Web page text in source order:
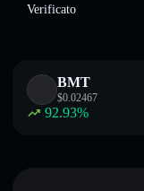
Verificato
BMT
$0.02467
92.93%